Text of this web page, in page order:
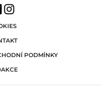
PODMÍNKY